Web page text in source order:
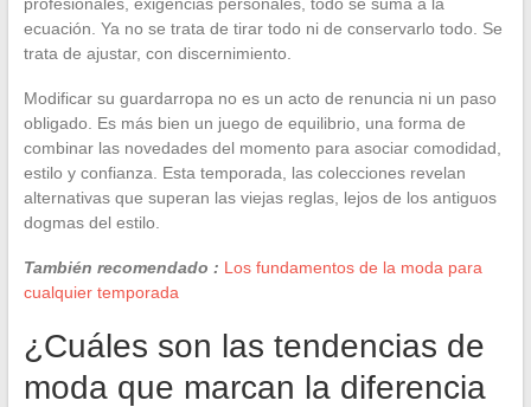
ecuación. Ya no se trata de tirar todo ni de conservarlo todo. Se
trata de ajustar, con discernimiento.
Modificar su guardarropa no es un acto de renuncia ni un paso
obligado. Es más bien un juego de equilibrio, una forma de
combinar las novedades del momento para asociar comodidad,
estilo y confianza. Esta temporada, las colecciones revelan
alternativas que superan las viejas reglas, lejos de los antiguos
dogmas del estilo.
También recomendado : Los fundamentos de la moda para
cualquier temporada
¿Cuáles son las tendencias de
moda que marcan la diferencia